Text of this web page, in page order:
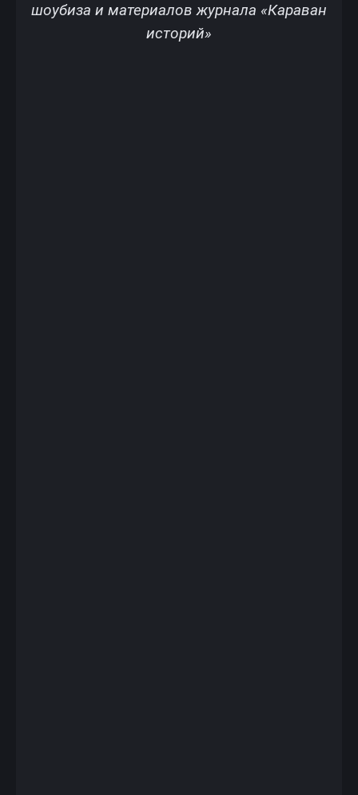
шоубиза и материалов журнала «Караван
историй»